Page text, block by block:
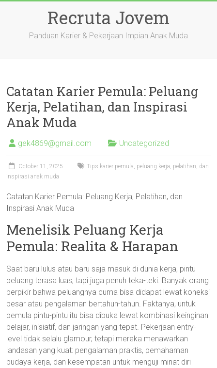
Recruta Jovem
Panduan Karier & Pekerjaan Impian Anak Muda
Catatan Karier Pemula: Peluang
Kerja, Pelatihan, dan Inspirasi
Anak Muda
gek4869@gmail.com Uncategorized
October 11, 2025
Tips karier pemula, peluang kerja, pelatihan, dan
inspirasi anak muda
Catatan Karier Pemula: Peluang Kerja, Pelatihan, dan
Inspirasi Anak Muda
Menelisik Peluang Kerja
Pemula: Realita & Harapan
Saat baru lulus atau baru saja masuk di dunia kerja, pintu
peluang terasa luas, tapi juga penuh teka-teki. Banyak orang
berpikir bahwa peluangnya cuma bisa didapat lewat koneksi
besar atau pengalaman bertahun-tahun. Faktanya, untuk
pemula pintu-pintu itu bisa dibuka lewat kombinasi keinginan
belajar, inisiatif, dan jaringan yang tepat. Pekerjaan entry-
level tidak selalu glamour, tetapi mereka menawarkan
landasan yang kuat: pengalaman praktis, pemahaman
budaya kerja, dan kesempatan untuk menguji minat diri